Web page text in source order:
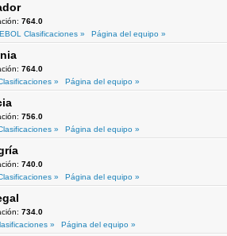
764.0
Clasificaciones »
Página del equipo »
764.0
»
Página del equipo »
756.0
»
Página del equipo »
740.0
»
Página del equipo »
734.0
»
Página del equipo »